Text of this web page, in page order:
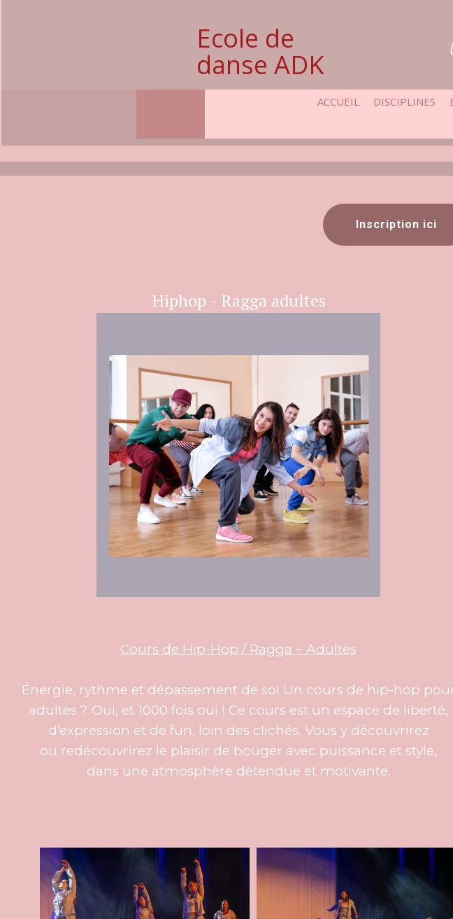
Ecole de
danse ADK
ACCUEIL DISCIPLINES
Inscription ici
Hiphop - Ragga adultes
Cours de Hip-Hop / Ragga – Adultes
Énergie, rythme et dépassement de soi Un cours de hip-hop
adultes ? Oui, et 1000 fois oui ! Ce cours est un espace de liberté,
d’expression et de fun, loin des clichés. Vous y découvrirez
ou redécouvrirez le plaisir de bouger avec puissance et style,
dans une atmosphère détendue et motivante.